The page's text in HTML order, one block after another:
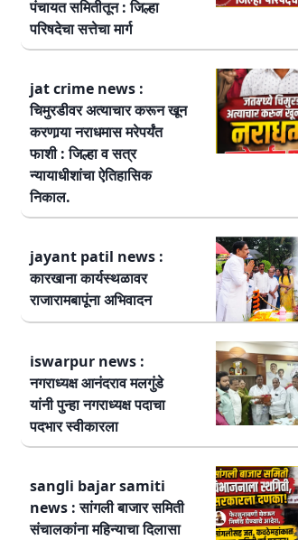
पंचायत समितीतून : जिल्हा
परिषदेचा सत्तेचा मार्ग
jat crime news :
चिमुरडीवर अत्याचार करून खून
करणार्‍या नराधमास मरेपर्यंत
फाशी : जिल्हा व सत्र
न्यायाधीशांचा ऐतिहासिक
निकाल.
jayant patil news :
कारखाना कार्यस्थळावर
राजारामबापूंना अभिवादन
iswarpur news :
नगराध्यक्ष आनंदराव मलगुंडे
यांनी पुन्हा नगराध्यक्ष पदाचा
पदभार स्वीकारला
sangli bajar samiti
news : सांगली बाजार समिती
संचालकांना महिन्याचा दिलासा